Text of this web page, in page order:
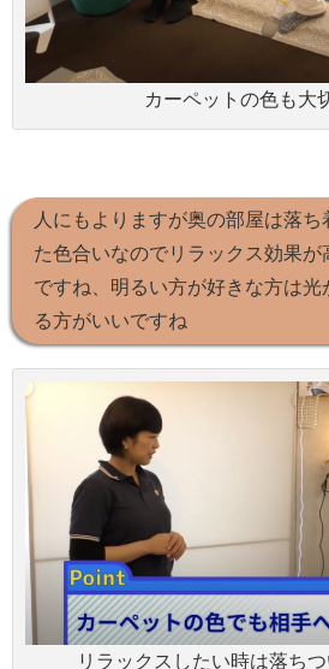
カーペットの色も大
人にもよりますが奥の部屋は落ち
た色合いなのでリラックス効果が
ですね、明るい方が好きな方は光
る方がいいですね
リラックスしたい時は落ち